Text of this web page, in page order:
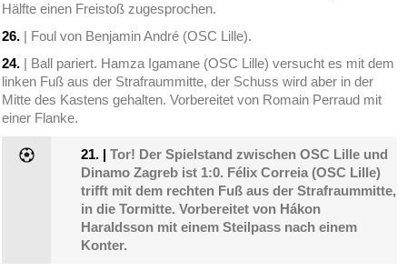
Hälfte einen Freistoß zugesprochen.
26. | Foul von Benjamin André (OSC Lille).
24. | Ball pariert. Hamza Igamane (OSC Lille) versucht es mit dem
linken Fuß aus der Strafraummitte, der Schuss wird aber in der
Mitte des Kastens gehalten. Vorbereitet von Romain Perraud mit
einer Flanke.
21. |Tor! Der Spielstand zwischen OSC Lille und
Dinamo Zagreb ist 1:0. Félix Correia (OSC Lille)
trifft mit dem rechten Fuß aus der Strafraummitte,
in die Tormitte. Vorbereitet von Hákon
Haraldsson mit einem Steilpass nach einem
Konter.